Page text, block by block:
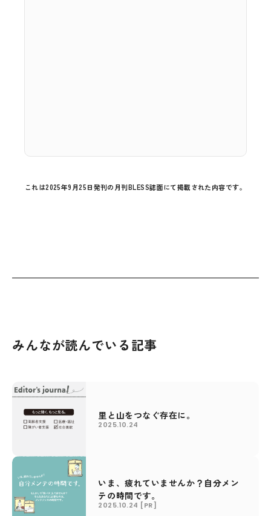
これは2025年9月25日発刊の月刊BLESS誌面にて掲載された内容です。
みんなが読んでいる記事
里と山をつなぐ存在に。
2025.10.24
いま、疲れていませんか？自分メン
テの時間です。
2025.10.24 [PR]